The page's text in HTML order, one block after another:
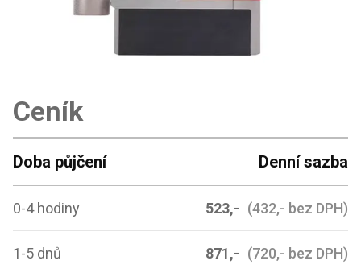
Ceník
Doba půjčení Denní sazba
0-4 hodiny 523,- (432,- bez DPH)
1-5 dnů 871,- (720,- bez DPH)